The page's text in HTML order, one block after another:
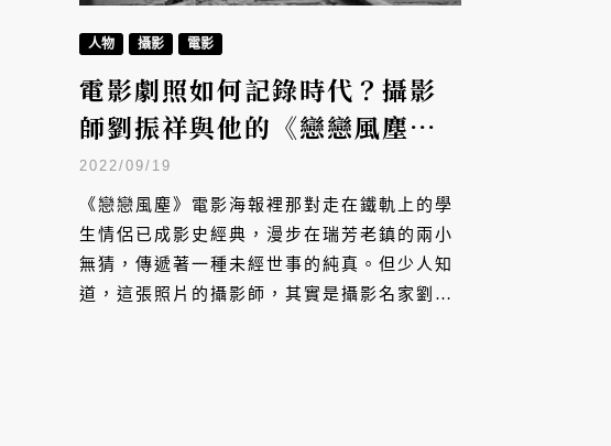
人物 攝影 電影
電影劇照如何記錄時代？攝影
師劉振祥與他的《戀戀風塵》
劇照
2022/09/19
《戀戀風塵》電影海報裡那對走在鐵軌上的學
生情侶已成影史經典，漫步在瑞芳老鎮的兩小
無猜，傳遞著一種未經世事的純真。但少人知
道，這張照片的攝影師，其實是攝影名家劉振